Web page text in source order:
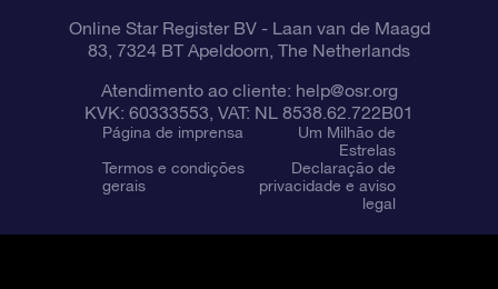
Online Star Register BV- Laan van de Maagd
83, 7324 BT Apeldoorn, The Netherlands
Atendimento ao cliente: help@osr.org
KVK: 60333553, VAT: NL 8538.62.722B01
Página de imprensa
Um Milhão de
Estrelas
Termos e condições
gerais
Declaração de
privacidade e aviso
legal